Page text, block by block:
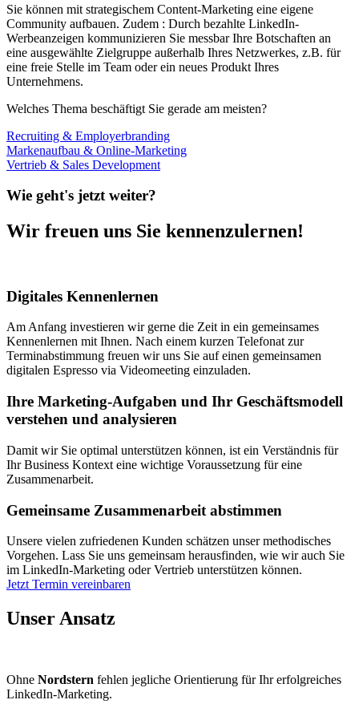
Sie können mit strategischem Content-Marketing eine eigene
Community aufbauen. Zudem : Durch bezahlte LinkedIn-
Werbeanzeigen kommunizieren Sie messbar Ihre Botschaften an
eine ausgewählte Zielgruppe außerhalb Ihres Netzwerkes, z.B. für
eine freie Stelle im Team oder ein neues Produkt Ihres
Unternehmens.
Welches Thema beschäftigt Sie gerade am meisten?
Recruiting & Employerbranding
Markenaufbau & Online-Marketing
Vertrieb & Sales Development
Wie geht's jetzt weiter?
Wir freuen uns Sie kennenzulernen!
Digitales Kennenlernen
Am Anfang investieren wir gerne die Zeit in ein gemeinsames
Kennenlernen mit Ihnen. Nach einem kurzen Telefonat zur
Terminabstimmung freuen wir uns Sie auf einen gemeinsamen
digitalen Espresso via Videomeeting einzuladen.
Ihre Marketing-Aufgaben und Ihr Geschäftsmodell
verstehen und analysieren
Damit wir Sie optimal unterstützen können, ist ein Verständnis für
Ihr Business Kontext eine wichtige Voraussetzung für eine
Zusammenarbeit.
Gemeinsame Zusammenarbeit abstimmen​
Unsere vielen zufriedenen Kunden schätzen unser methodisches
Vorgehen. Lass Sie uns gemeinsam herausfinden, wie wir auch Sie
im LinkedIn-Marketing oder Vertrieb unterstützen können.
Jetzt Termin vereinbaren
Unser Ansatz
Ohne Nordstern fehlen jegliche Orientierung für Ihr erfolgreiches
LinkedIn-Marketing.